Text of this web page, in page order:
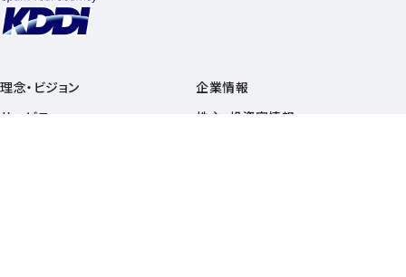
理念・ビジョン
サービス
企業情報
株主・投資家情報